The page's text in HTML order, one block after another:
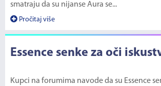
smatraju da su nijanse Aura se...
Pročitaj više
Essence senke za oči
Kupci na forumima navode da su Essence